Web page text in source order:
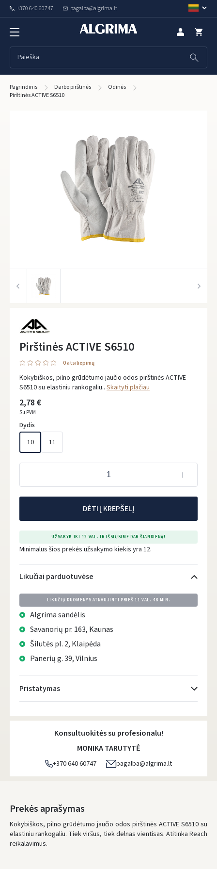
+370 640 60747 pagalba@algrima.lt
Pagrindinis Darbo pirštinės
Odinės
Pirštinės ACTIVE S6510
Pirštinės ACTIVE S6510
0 atsiliepimų
Kokybiškos, pilno grūdėtumo jaučio odos pirštinės ACTIVE
S6510 su elastiniu rankogaliu.. Skaityti plačiau
2,78 €
Su PVM
Dydis
10
11
DĖTI Į KREPŠELĮ
UŽSAKYK IKI 12 VAL. IR IŠSIŲSIME DAR ŠIANDIENĄ!
Minimalus šios prekės užsakymo kiekis yra 12.
Likučiai parduotuvėse
LIKUČIŲ DUOMENYS ATNAUJINTI PRIEŠ11 VAL. 48 MIN.
Algrima sandėlis
Savanorių pr. 163, Kaunas
Šilutės pl. 2, Klaipėda
Panerių g. 39, Vilnius
Pristatymas
Atsiėmimo taškai- 0.00 €
DPD kurjeris - 5.00 €
DPD paštomatai- 4.00 €
LP Express paštomatai
LP Express kurjeris- 4.00 €
Konsultuokitės su profesionalu!
MONIKA TARUTYTĖ
+370 640 60747 pagalba@algrima.lt
Prekės aprašymas
Kokybiškos, pilno grūdėtumo jaučio odos pirštinės ACTIVE S6510 su
elastiniu rankogaliu. Tiek viršus, tiek delnas vientisas. Atitinka Reach
reikalavimus.